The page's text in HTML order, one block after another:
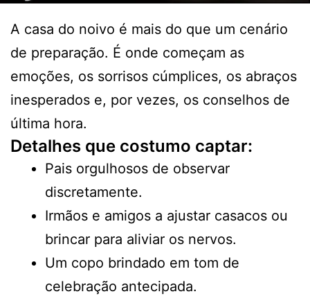
A casa do noivo é mais do que um cenário
de preparação. É onde começam as
emoções, os sorrisos cúmplices, os abraços
inesperados e, por vezes, os conselhos de
última hora.
Detalhes que costumo captar:
Pais orgulhosos de observar
discretamente.
Irmãos e amigos a ajustar casacos ou
brincar para aliviar os nervos.
Um copo brindado em tom de
celebração antecipada.